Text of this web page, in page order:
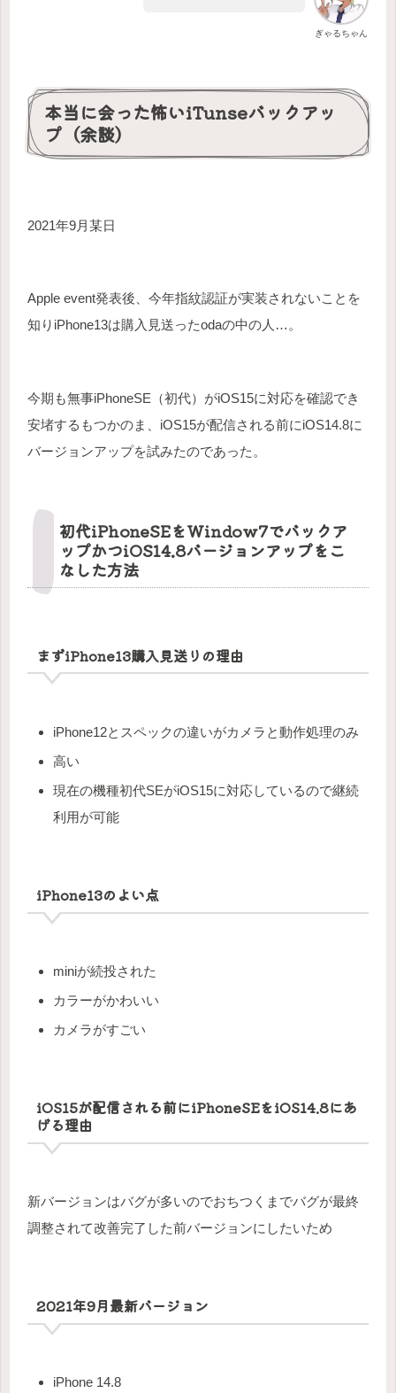
ぎゃるちゃん
本当に会った怖いiTunseバックアッ
プ（余談）
2021年9月某日
Apple event発表後、今年指紋認証が実装されないことを
知りiPhone13は購入見送ったodaの中の人…。
今期も無事iPhoneSE（初代）がiOS15に対応を確認でき
安堵するもつかのま、iOS15が配信される前にiOS14.8に
バージョンアップを試みたのであった。
初代iPhoneSEをWindow7でバックア
ップかつiOS14.8バージョンアップをこ
なした方法
まずiPhone13購入見送りの理由
iPhone12とスペックの違いがカメラと動作処理のみ
高い
現在の機種初代SEがiOS15に対応しているので継続
利用が可能
iPhone13のよい点
miniが続投された
カラーがかわいい
カメラがすごい
iOS15が配信される前にiPhoneSEをiOS14.8にあ
げる理由
新バージョンはバグが多いのでおちつくまでバグが最終
調整されて改善完了した前バージョンにしたいため
2021年9月最新バージョン
iPhone 14.8